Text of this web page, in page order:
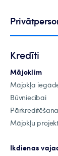
Kredīti
Mājoklim
Mājokļa
Būvniecībai
Mājokļu
Ikdienas